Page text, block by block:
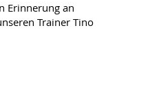
Erinnerung an
Trainer Tino